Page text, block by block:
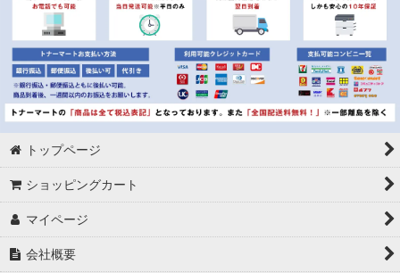
トップページ
ショッピングカート
マイページ
会社概要